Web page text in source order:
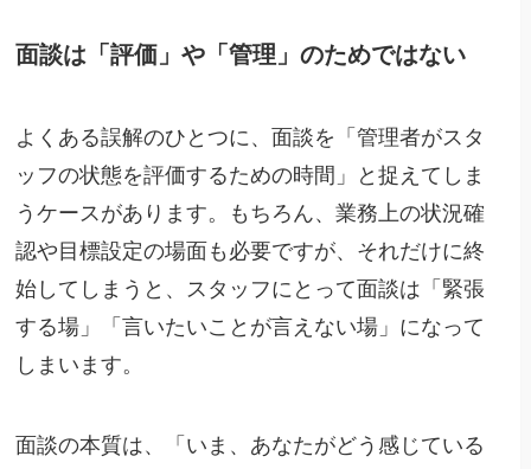
面談は「評価」や「管理」のためではない
よくある誤解のひとつに、面談を「管理者がスタ
ッフの状態を評価するための時間」と捉えてしま
うケースがあります。もちろん、業務上の状況確
認や目標設定の場面も必要ですが、それだけに終
始してしまうと、スタッフにとって面談は「緊張
する場」「言いたいことが言えない場」になって
しまいます。
面談の本質は、「いま、あなたがどう感じている